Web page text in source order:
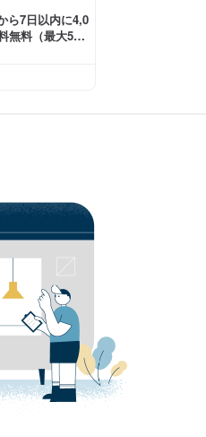
ら7日以内に4,0
無料（最大500